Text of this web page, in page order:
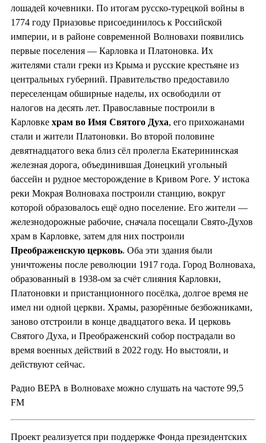
лошадей кочевники. По итогам русско-турецкой войны в
1774 году Приазовье присоединилось к Российской
империи, и в районе современной Волновахи появились
первые поселения — Карловка и Платоновка. Их
жителями стали греки из Крыма и русские крестьяне из
центральных губерний. Правительство предоставило
переселенцам обширные наделы, их освободили от
налогов на десять лет. Православные построили в
Карловке храм во Имя Святого Духа, его прихожанами
стали и жители Платоновки. Во второй половине
девятнадцатого века близ сёл пролегла Екатерининская
железная дорога, объединившая Донецкий угольный
бассейн и рудное месторождение в Кривом Роге. У истока
реки Мокрая Волноваха построили станцию, вокруг
которой образовалось ещё одно поселение. Его жители —
железнодорожные рабочие, сначала посещали Свято-Духов
храм в Карловке, затем для них построили
Преображенскую церковь. Оба эти здания были
уничтожены после революции 1917 года. Город Волноваха,
образованный в 1938-ом за счёт слияния Карловки,
Платоновки и пристанционного посёлка, долгое время не
имел ни одной церкви. Храмы, разорённые безбожниками,
заново отстроили в конце двадцатого века. И церковь
Святого Духа, и Преображенский собор пострадали во
время военных действий в 2022 году. Но выстояли, и
действуют сейчас.
Радио ВЕРА в Волновахе можно слушать на частоте 99,5
FM
Проект реализуется при поддержке Фонда президентских